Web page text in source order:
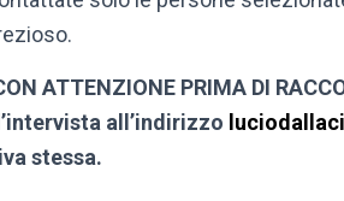
ATTENZIONE PRIMA DI
all’indirizzo
stessa.